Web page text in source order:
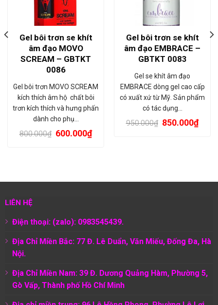
Gel bôi trơn se khít
âm đạo MOVO
SCREAM – GBTKT
0086
Gel bôi trơn MOVO SCREAM
kích thích âm hộ chất bôi
trơn kích thích và hưng phấn
dành cho phụ…
800.000₫ 600.000₫
Gel bôi trơn se khít
âm đạo EMBRACE –
GBTKT 0083
Gel se khít âm đạo
EMBRACE dòng gel cao cấp
có xuất xứ từ Mỹ. Sản phẩm
có tác dụng…
950.000₫ 850.000₫
LIÊN HỆ
Điện thoại: (zalo): 0983545439.
Địa Chỉ Miền Bắc: 77 Đ. Lê Duẩn, Văn Miếu, Đống Đa, Hà
Nội.
Địa Chỉ Miền Nam: 39 Đ. Dương Quảng Hàm, Phường 5,
Gò Vấp, Thành phố Hồ Chí Minh